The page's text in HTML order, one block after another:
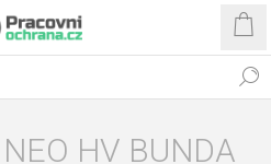
HV BUNDA